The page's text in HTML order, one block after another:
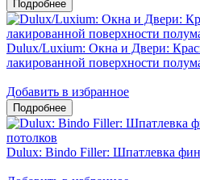
Dulux/Luxium: Окна и Двери:
лакированной поверхности
Добавить в избранное
Dulux: Bindo Filler: Шпатлевка